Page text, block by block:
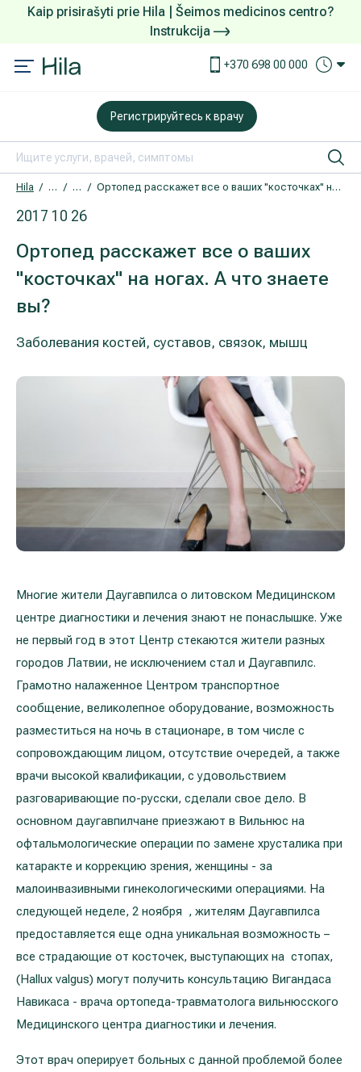
Kaip prisirašyti prie Hila | Šeimos medicinos centro?
Instrukcija
+370 698 00 000
Регистрируйтесь к врачу
Hila СтатьиЗаболевания костей, суставов, связок, мышц
Ортопед расскажет все о ваших "косточках" на ногах. А что знаете вы?
2017 10 26
Ортопед расскажет все о ваших
"косточках" на ногах. А что знаете
вы?
Заболевания костей, суставов, связок, мышц
Многие жители Даугавпилса о литовском Медицинском
центре диагностики и лечения знают не понаслышке. Уже
не первый год в этот Центр стекаются жители разных
городов Латвии, не исключением стал и Даугавпилс.
Грамотно налаженное Центром транспортное
сообщение, великолепное оборудование, возможность
разместиться на ночь в стационаре, в том числе с
сопровождающим лицом, отсутствие очередей, а также
врачи высокой квалификации, с удовольствием
разговаривающие по-русски, сделали свое дело. В
основном даугавпилчане приезжают в Вильнюс на
офтальмологические операции по замене хрусталика при
катаракте и коррекцию зрения, женщины - за
малоинвазивными гинекологическими операциями. На
следующей неделе, 2 ноября , жителям Даугавпилса
предоставляется еще одна уникальная возможность –
все страдающие от косточек, выступающих на стопах,
(Hallux valgus) могут получить консультацию Вигандаса
Навикаса - врача ортопеда-травматолога вильнюсского
Медицинского центра диагностики и лечения.
Этот врач оперирует больных с данной проблемой более
Услуги и цены
DOVANŲ KUPONAS
Исследования
Офтальмология (лечение глаз)
Пластико-эстетическая хирургия
Дерматология
Акушерство и гинекология
Ортопедия и травматология
Лечение расширенных вен на ногах
Кардиология (лечение сердца и сосудов)
Урология
(ЛОР)
Лечение аллергий и дыхательных путей
Программы проверки здоровья
Реабилитация и спортивная медицина
Все услуги
Как зарегистрироваться
Что делать по прибытию в Центр
О чем позаботиться до прибытия
Оплата и услуги
Расселение и питание
Для иностранных пациентов
Гарантия конфиденциальности
Как приехать в Центр
Galerija